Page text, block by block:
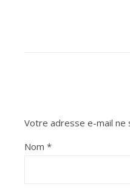
Votre adresse e-mail ne
Nom *